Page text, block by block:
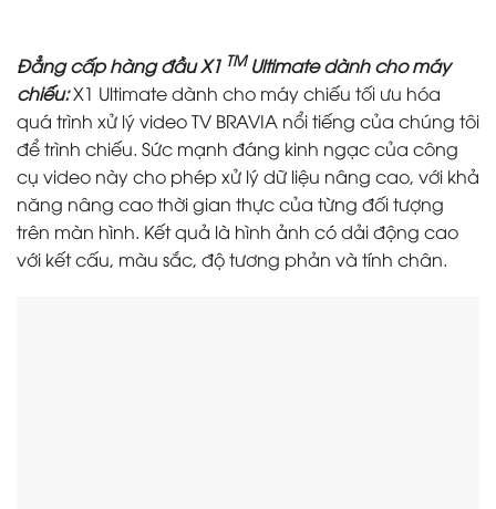
Đẳng cấp hàng đầu X1 TMUltimate dành cho máy
chiếu:X1 Ultimate dành cho máy chiếu tối ưu hóa
quá trình xử lý video TV BRAVIA nổi tiếng của chúng tôi
để trình chiếu. Sức mạnh đáng kinh ngạc của công
cụ video này cho phép xử lý dữ liệu nâng cao, với khả
năng nâng cao thời gian thực của từng đối tượng
trên màn hình. Kết quả là hình ảnh có dải động cao
với kết cấu, màu sắc, độ tương phản và tính chân.